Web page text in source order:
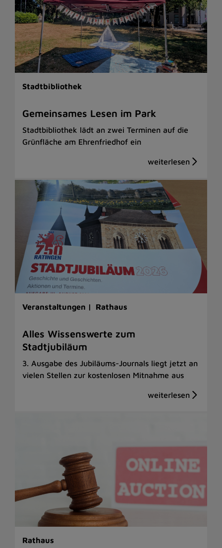
Stadtbibliothek
Gemeinsames Lesen im Park
Stadtbibliothek lädt an zwei Terminen auf die
Grünfläche am Ehrenfriedhof ein
Veranstaltungen | Rathaus
Alles Wissenswerte zum
Stadtjubiläum
3. Ausgabe des Jubiläums-Journals liegt jetzt an
vielen Stellen zur kostenlosen Mitnahme aus
Rathaus